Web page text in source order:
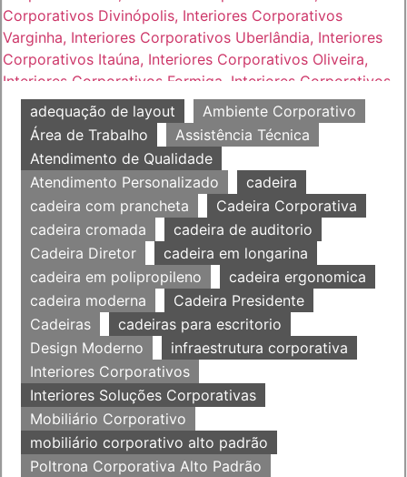
adequação de layout
Ambiente Corporativo
Área de Trabalho
Assistência Técnica
Atendimento de Qualidade
Atendimento Personalizado
cadeira
cadeira com prancheta
Cadeira Corporativa
cadeira cromada
cadeira de auditorio
Cadeira Diretor
cadeira em longarina
cadeira em polipropileno
cadeira ergonomica
cadeira moderna
Cadeira Presidente
Cadeiras
cadeiras para escritorio
Design Moderno
infraestrutura corporativa
Interiores Corporativos
Interiores Soluções Corporativas
Mobiliário Corporativo
mobiliário corporativo alto padrão
Poltrona Corporativa Alto Padrão